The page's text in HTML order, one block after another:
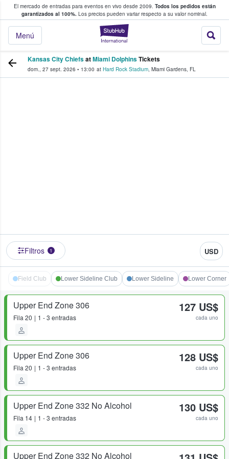
El mercado de entradas para eventos en vivo desde 2009. Todos los pedidos están
garantizados al 100%. Los precios pueden variar respecto a su valor nominal.
StubHub:
Menú
y venta de entradas entre fans
Kansas City ChiefsatMiami DolphinsTickets
dom., 27 sept. 2026 • 13:00 at Hard Rock Stadium, Miami Gardens, FL
Filtros 1 USD
Field Club Lower Sideline Club Lower Sideline Lower Corner
Upper End Zone 306
Fila 20 1 - 3 entradas
127 US$
cada uno
Upper End Zone 306
Fila 20 1 - 3 entradas
128 US$
cada uno
Upper End Zone 332 No Alcohol
Fila 14 1 - 3 entradas
130 US$
cada uno
Upper End Zone 332 No Alcohol